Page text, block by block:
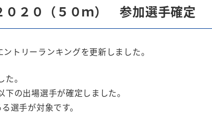
０２０（５０ｍ） 参加選手確定
トリーランキングを更新しました。
。
の出場選手が確定しました。
選手が対象です。